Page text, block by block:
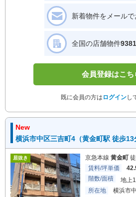
新着物件をメールで
全国の店舗物件9381
会員登録はこち
既に会員の方は ログインし
New
横浜市中区三吉町4（黄金町駅 徒歩
居抜き 京急本線 黄金町
賃料/坪単価
階数/面積
地上
所在地
横浜市